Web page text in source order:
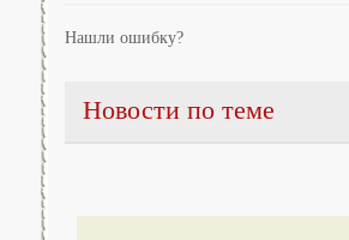
Нашли ошибку?
Новости по теме